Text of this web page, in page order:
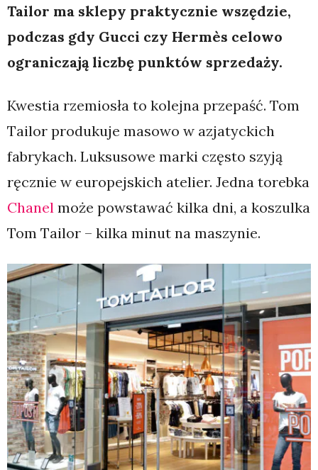
Tailor ma sklepy praktycznie wszędzie,
podczas gdy Gucci czy Hermès celowo
ograniczają liczbę punktów sprzedaży.
Kwestia rzemiosła to kolejna przepaść. Tom
Tailor produkuje masowo w azjatyckich
fabrykach. Luksusowe marki często szyją
ręcznie w europejskich atelier. Jedna torebka
Chanel może powstawać kilka dni, a koszulka
Tom Tailor – kilka minut na maszynie.